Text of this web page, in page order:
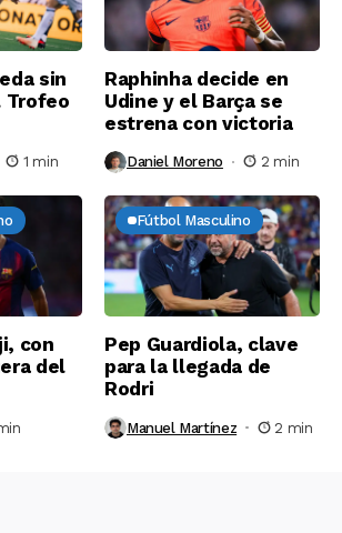
sin
Trofeo
1 min
Raphinha decide en
Udine y el Barça se
estrena con victoria
Daniel Moreno 2 min
con
del
Fútbol Masculino
Pep Guardiola, clave
para la llegada de
Rodri
Manuel Martínez 2 min